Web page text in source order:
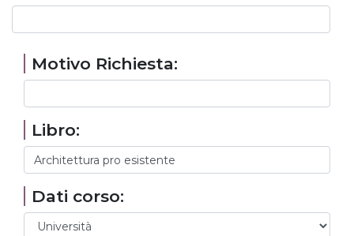
Motivo Richiesta:
Libro:
Dati corso: